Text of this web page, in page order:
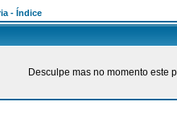
- Índice
Desculpe mas no momento este